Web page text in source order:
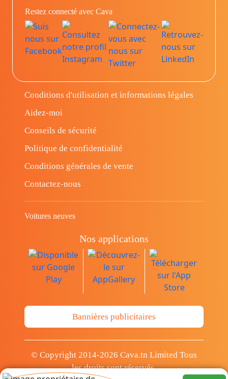
Restez connecté avec Cava
Conditions d'utilisation et informations légales
Aidez-moi
Conseils de sécurité
Politique de confidentialité
Conditions générales de vente
Contactez-nous
Voitures neuves
Nos applications
Bannières publicitaires
© Copyright 2014-2026 Cava.tn Limited Tous
les droits sont réservés.